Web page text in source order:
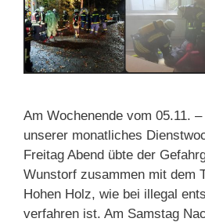
Am Wochenende vom 05.11.
unserer monatliches
Freitag Abend übte der
Wunstorf zusammen mit dem
Hohen Holz, wie bei illegal
verfahren ist. Am Samstag